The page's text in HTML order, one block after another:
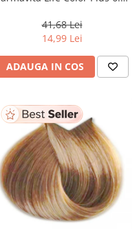
41,68 Lei
14,99 Lei
ADAUGA IN COS